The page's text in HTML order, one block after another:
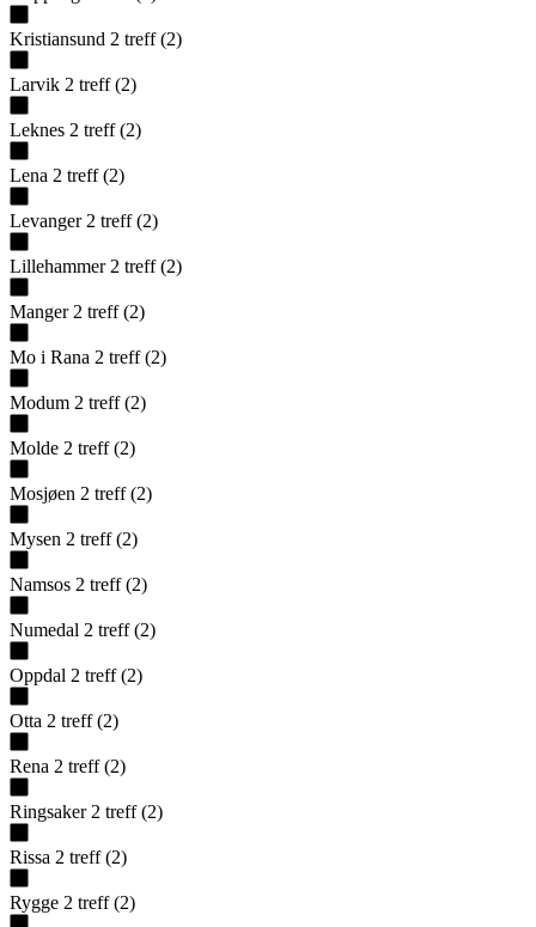
Kristiansund 2 treff (2)
Larvik 2 treff (2)
Leknes 2 treff (2)
Lena 2 treff (2)
Levanger 2 treff (2)
Lillehammer 2 treff (2)
Manger 2 treff (2)
Mo i Rana 2 treff (2)
Modum 2 treff (2)
Molde 2 treff (2)
Mosjøen 2 treff (2)
Mysen 2 treff (2)
Namsos 2 treff (2)
Numedal 2 treff (2)
Oppdal 2 treff (2)
Otta 2 treff (2)
Rena 2 treff (2)
Ringsaker 2 treff (2)
Rissa 2 treff (2)
Rygge 2 treff (2)